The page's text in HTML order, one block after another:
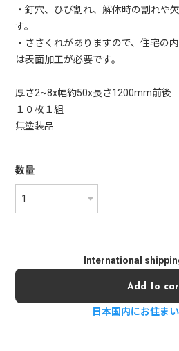
・釘穴、ひび割れ、解体時の割れや
す。
・ささくれがありますので、住宅の
は表面加工が必要です。
厚さ2~8x幅約50x長さ1200mm前後
１０枚１組
無塗装品
数量
International
Add to
日本国内にお住ま